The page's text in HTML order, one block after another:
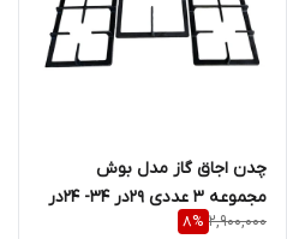
چدن اجاق گاز مدل بوش
مجموعه 3 عددی ۲۹در ۳۴- ۲۴در
۴۵
2,900,000
8%